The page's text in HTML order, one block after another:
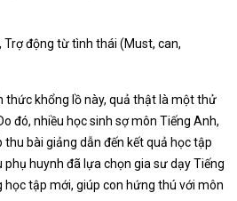
động từ tình thái (Must, can,
thức khổng lồ này, quả thật là một thử
đó, nhiều học sinh sợ môn Tiếng Anh,
bài giảng dẫn đến kết quả học tập
phụ huynh đã lựa chọn gia sư dạy Tiếng
tập mới, giúp con hứng thú với môn